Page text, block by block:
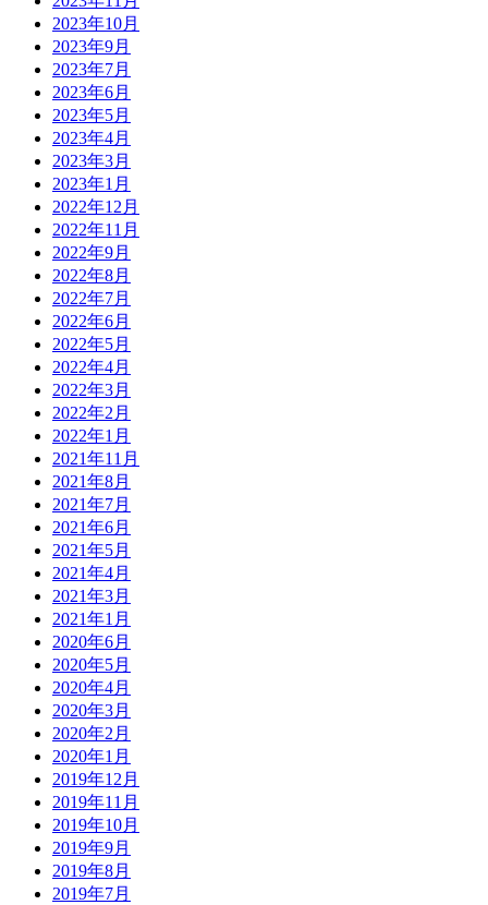
2023年10月
2023年9月
2023年7月
2023年6月
2023年5月
2023年4月
2023年3月
2023年1月
2022年12月
2022年11月
2022年9月
2022年8月
2022年7月
2022年6月
2022年5月
2022年4月
2022年3月
2022年2月
2022年1月
2021年11月
2021年8月
2021年7月
2021年6月
2021年5月
2021年4月
2021年3月
2021年1月
2020年6月
2020年5月
2020年4月
2020年3月
2020年2月
2020年1月
2019年12月
2019年11月
2019年10月
2019年9月
2019年8月
2019年7月